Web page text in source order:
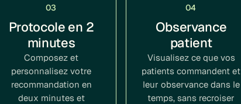
03
Protocole en 2
minutes
Composez et
personnalisez votre
recommandation en
deux minutes et
04
Observance
patient
Visualisez ce que vos
patients commandent et
leur observance dans le
temps, sans recroiser